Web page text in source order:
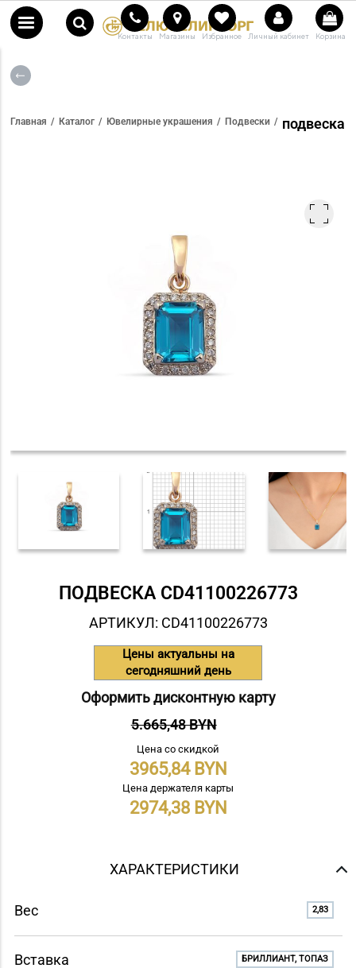
Контакты Магазины Избранное Личный кабинет Корзина
Главная Каталог Ювелирные украшения Подвески подвеска
ПОДВЕСКА СD41100226773
АРТИКУЛ: СD41100226773
Цены актуальны на
сегодняшний день
Оформить дисконтную карту
5.665,48 BYN
Цена со скидкой
3965,84
Цена держателя карты
2974,38
ХАРАКТЕРИСТИКИ
Вес 2,83
Вставка БРИЛЛИАНТ, ТОПАЗ